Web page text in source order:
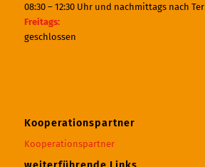
08:30 – 12:30 Uhr und nachmittags nach
Freitags:
geschlossen
Kooperationspartner
Kooperationspartner